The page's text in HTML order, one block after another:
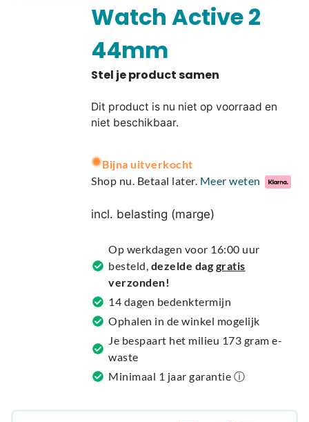
Watch Active 2
44mm
Dit product is nu niet op voorraad en
niet beschikbaar.
A
t
e
a
v
e
:
Bijna uitverkocht
Shop nu. Betaal later. Meer weten
incl. belasting (marge)
Op werkdagen voor 16:00 uur
besteld, dezelde dag gratis
verzonden!
14 dagen bedenktermijn
Ophalen in de winkel mogelijk
Je bespaart het milieu 173 gram e-
waste
Minimaal 1 jaar garantie ⓘ